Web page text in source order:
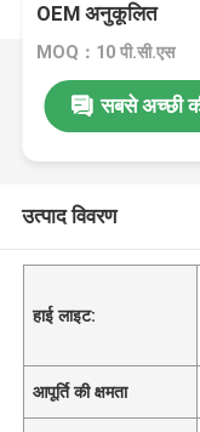
OEM अनुकूलित
MOQ：10 पी.सी.एस
सबसे अच्छी
उत्पाद विवरण
हाई लाइट:
आपूर्ति की क्षमता